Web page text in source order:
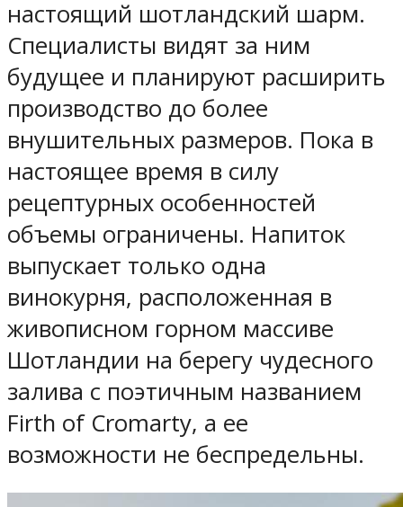
настоящий шотландский шарм.
Специалисты видят за ним
будущее и планируют расширить
производство до более
внушительных размеров. Пока в
настоящее время в силу
рецептурных особенностей
объемы ограничены. Напиток
выпускает только одна
винокурня, расположенная в
живописном горном массиве
Шотландии на берегу чудесного
залива с поэтичным названием
Firth of Cromarty, а ее
возможности не беспредельны.